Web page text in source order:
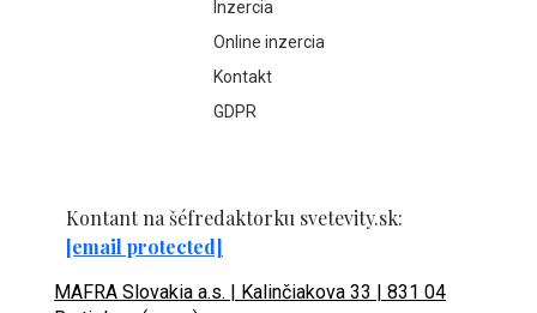
Inzercia
Online inzercia
Kontakt
GDPR
Kontant na šéfredaktorku svetevity.sk:
[email protected]
MAFRA Slovakia a.s. | Kalinčiakova 33 | 831 04